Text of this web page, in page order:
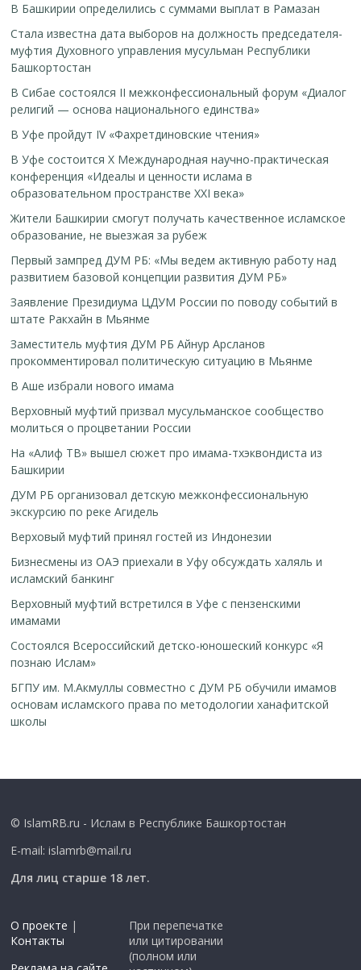
В Башкирии определились с суммами выплат в Рамазан
Стала известна дата выборов на должность председателя-
муфтия Духовного управления мусульман Республики
Башкортостан
В Сибае состоялся II межконфессиональный форум «Диалог
религий — основа национального единства»
В Уфе пройдут IV «Фахретдиновские чтения»
В Уфе состоится Х Международная научно-практическая
конференция «Идеалы и ценности ислама в
образовательном пространстве XXI века»
Жители Башкирии смогут получать качественное исламское
образование, не выезжая за рубеж
Первый зампред ДУМ РБ: «Мы ведем активную работу над
развитием базовой концепции развития ДУМ РБ»
Заявление Президиума ЦДУМ России по поводу событий в
штате Ракхайн в Мьянме
Заместитель муфтия ДУМ РБ Айнур Арсланов
прокомментировал политическую ситуацию в Мьянме
В Аше избрали нового имама
Верховный муфтий призвал мусульманское сообщество
молиться о процветании России
На «Алиф ТВ» вышел сюжет про имама-тхэквондиста из
Башкирии
ДУМ РБ организовал детскую межконфессиональную
экскурсию по реке Агидель
Верховый муфтий принял гостей из Индонезии
Бизнесмены из ОАЭ приехали в Уфу обсуждать халяль и
исламский банкинг
Верховный муфтий встретился в Уфе с пензенскими
имамами
Cостоялся Всероссийский детско-юношеский конкурс «Я
познаю Ислам»
БГПУ им. М.Акмуллы совместно с ДУМ РБ обучили имамов
основам исламского права по методологии ханафитской
школы
© IslamRB.ru - Ислам в Республике Башкортостан
E-mail: islamrb@mail.ru
Для лиц старше 18 лет.
О проекте |
Контакты
При перепечатке
или цитировании
(полном или